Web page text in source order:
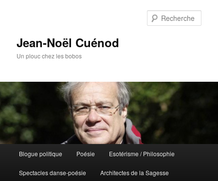
Jean-Noël Cuénod
Un plouc chez les bobos
Aller
au
Aller
au
Blogue politique Poésie Esotérisme / Philosophie
Spectacles danse-poésie Architectes de la Sagesse